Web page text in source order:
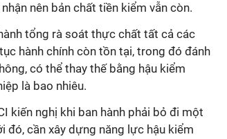
nên bản chất tiền kiểm vẫn còn.
tổng rà soát thực chất tất cả các
hành chính còn tồn tại, trong đó đánh
có thể thay thế bằng hậu kiểm
là bao nhiêu.
kiến nghị khi ban hành phải bỏ đi một
cần xây dựng năng lực hậu kiểm